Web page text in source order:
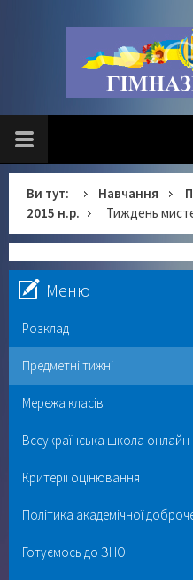
Ви тут: Навчання
2015 н.р.
Тиждень
Меню
Розклад
Предметні тижні
Мережа класів
Всеукраїнська школа онлайн
Критерії оцінювання
Політика академічної
Готуємось до ЗНО